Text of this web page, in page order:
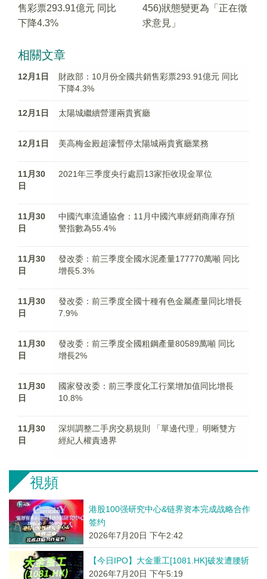
售彩票293.91億元 同比
下降4.3%
456)狀態變更為「正在徵
求意見」
相關文章
12月1日
財政部：10月份全國共銷售彩票293.91億元 同比
下降4.3%
12月1日 太陽城繼續營運兩貴賓廳
12月1日 美高梅金殿超濠暫停太陽城兩貴賓廳業務
11月30
日
2021年三季度央行處罰13家拒收現金單位
11月30
日
中國汽車流通協會：11月中國汽車經銷商庫存預
警指數為55.4%
11月30
日
發改委：前三季度全國水泥產量177770萬噸 同比
增長5.3%
11月30
日
發改委：前三季度全國十種有色金屬產量同比增長
7.9%
11月30
日
發改委：前三季度全國粗鋼產量80589萬噸 同比
增長2%
11月30
日
國家發改委：前三季度化工行業增加值同比增長
10.8%
11月30
日
深圳調整二手房交易規則 「單邊代理」明晰雙方
經紀人權責邊界
視頻
港股100强研究中心&链界资本完成战略合作
签约
2026年7月20日 下午2:42
【今日IPO】大金重工[1081.HK]破发遭腰斩
2026年7月20日 下午5:19